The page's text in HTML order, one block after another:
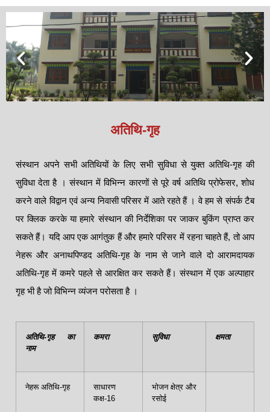
अतिथि-गृह
संस्थान अपने सभी अतिथियों के लिए सभी सुविधा से युक्त अतिथि-गृह की
सुविधा देता है । संस्थान में विभिन्न कारणों से पूरे वर्ष अतिथि प्रोफेसर, शोध
करने वाले विद्वान एवं अन्य निवासी परिसर में आते रहते हैं । वे हम से संपर्क टैब
पर क्लिक करके या हमारे संस्थान की निर्देशिका पर जाकर बुकिंग प्राप्त कर
सकते हैं। यदि आप एक आगंतुक हैं और हमारे परिसर में रहना चाहते हैं, तो आप
नेहरू और अनाथपिण्डद अतिथि-गृह के नाम से जाने वाले दो आरामदायक
अतिथि-गृह में कमरे पहले से आरक्षित कर सकते हैं। संस्थान में एक अल्पाहार
गृह भी है जो विभिन्न व्यंजन परोसता है ।
अतिथि-गृह का
नाम
कमरा सुविधा क्षमता
नेहरू अतिथि-गृह
साधारण
कक्ष-16
भोजन क्षेत्र और
रसोई